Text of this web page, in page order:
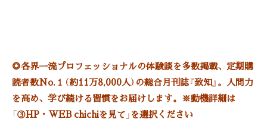
◎各界一流プロフェッショナルの体験談を多数掲載、定期購
読者数No.１（約11万8,000人）の総合月刊誌『致知』。人間力
を高め、学び続ける習慣をお届けします。※動機詳細は
「③HP・WEB chichiを見て」を選択ください